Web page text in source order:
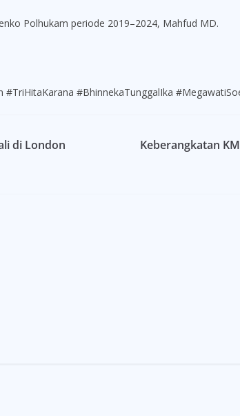
Polhukam periode 2019–2024, Mahfud MD.
#BhinnekaTunggalIka
di London
Keberangkatan